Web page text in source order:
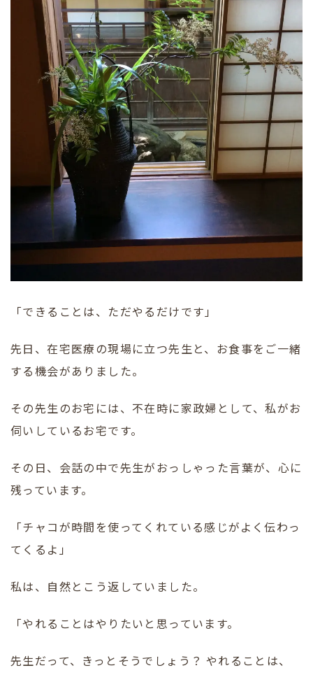
「できることは、ただやるだけです」
先日、在宅医療の現場に立つ先生と、お食事をご一緒
する機会がありました。
その先生のお宅には、不在時に家政婦として、私がお
伺いしているお宅です。
その日、会話の中で先生がおっしゃった言葉が、心に
残っています。
「チャコが時間を使ってくれている感じがよく伝わっ
てくるよ」
私は、自然とこう返していました。
「やれることはやりたいと思っています。
先生だって、きっとそうでしょう？ やれることは、